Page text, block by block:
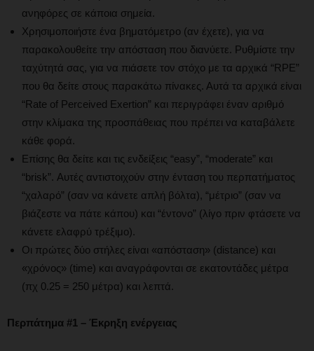
ανηφόρες σε κάποια σημεία.
Χρησιμοποιήστε ένα βηματόμετρο (αν έχετε), για να
παρακολουθείτε την απόσταση που διανύετε. Ρυθμίστε την
ταχύτητά σας, για να πιάσετε τον στόχο με τα αρχικά “RPE”
που θα δείτε στους παρακάτω πίνακες. Αυτά τα αρχικά είναι
“Rate of Perceived Exertion” και περιγράφει έναν αριθμό
στην κλίμακα της προσπάθειας που πρέπει να καταβάλετε
κάθε φορά.
Επίσης θα δείτε και τις ενδείξεις “easy”, “moderate” και
“brisk”. Αυτές αντιστοιχούν στην ένταση του περπατήματος
“χαλαρό” (σαν να κάνετε απλή βόλτα), “μέτριο” (σαν να
βιάζεστε να πάτε κάπου) και “έντονο” (λίγο πριν φτάσετε να
κάνετε ελαφρύ τρέξιμο).
Οι πρώτες δύο στήλες είναι «απόσταση» (distance) και
«χρόνος» (time) και αναγράφονται σε εκατοντάδες μέτρα
(πχ 0.25 = 250 μέτρα) και λεπτά.
Περπάτημα #1 – Έκρηξη ενέργειας